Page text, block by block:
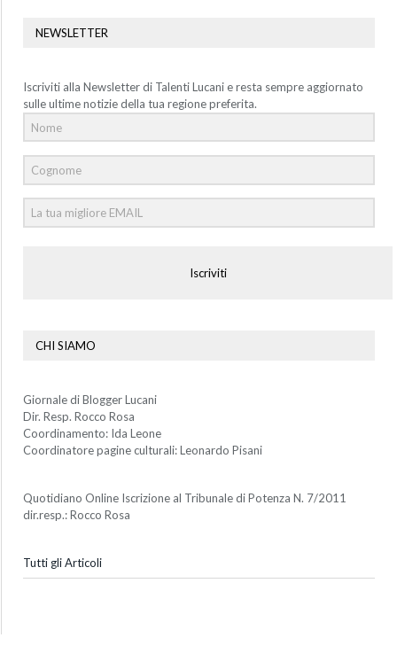
NEWSLETTER
Iscriviti alla Newsletter di Talenti Lucani e resta sempre aggiornato
sulle ultime notizie della tua regione preferita.
Iscriviti
CHI SIAMO
Giornale di Blogger Lucani
Dir. Resp. Rocco Rosa
Coordinamento: Ida Leone
Coordinatore pagine culturali: Leonardo Pisani
Quotidiano Online Iscrizione al Tribunale di Potenza N. 7/2011
dir.resp.: Rocco Rosa
Tutti gli Articoli